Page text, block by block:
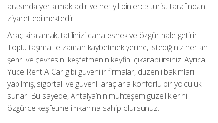
arasında yer almaktadır ve her yıl binlerce turist tarafından
ziyaret edilmektedir.
Araç kiralamak, tatilinizi daha esnek ve özgür hale getirir.
Toplu taşıma ile zaman kaybetmek yerine, istediğiniz her an
şehri ve çevresini keşfetmenin keyfini çıkarabilirsiniz. Ayrıca,
Yüce Rent A Car gibi güvenilir firmalar, düzenli bakımları
yapılmış, sigortalı ve güvenli araçlarla konforlu bir yolculuk
sunar. Bu sayede, Antalya’nın muhteşem güzelliklerini
özgürce keşfetme imkanına sahip olursunuz.